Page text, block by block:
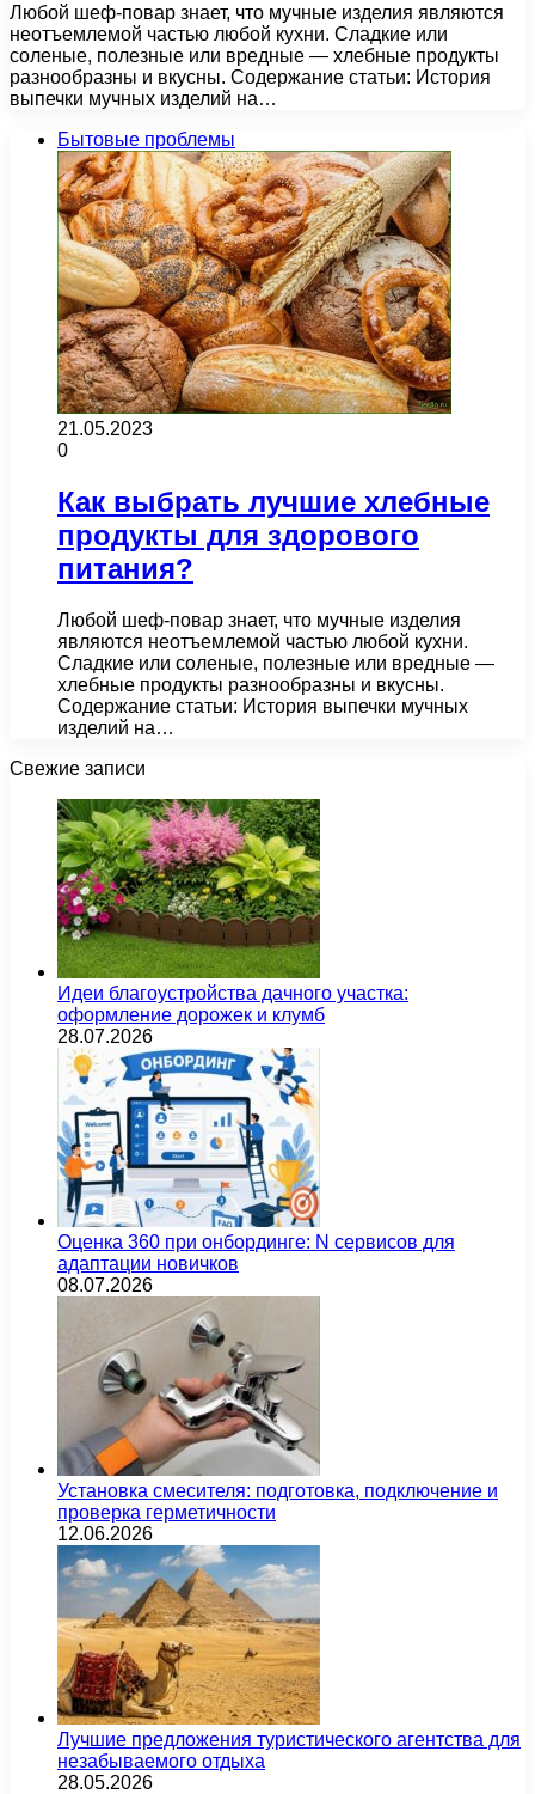
Любой шеф-повар знает, что мучные изделия являются
неотъемлемой частью любой кухни. Сладкие или
соленые, полезные или вредные — хлебные продукты
разнообразны и вкусны. Содержание статьи: История
выпечки мучных изделий на…
Бытовые проблемы
21.05.2023
0
Как выбрать лучшие хлебные
продукты для здорового
питания?
Любой шеф-повар знает, что мучные изделия
являются неотъемлемой частью любой кухни.
Сладкие или соленые, полезные или вредные —
хлебные продукты разнообразны и вкусны.
Содержание статьи: История выпечки мучных
изделий на…
Свежие записи
Идеи благоустройства дачного участка:
оформление дорожек и клумб
28.07.2026
Оценка 360 при онбординге: N сервисов для
адаптации новичков
08.07.2026
Установка смесителя: подготовка, подключение и
проверка герметичности
12.06.2026
Лучшие предложения туристического агентства для
незабываемого отдыха
28.05.2026